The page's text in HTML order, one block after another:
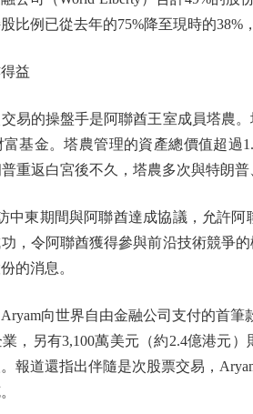
比例已從去年的75%降至現時的
益
的操盤手是阿聯酋王室成員塔農。
基金。塔農管理的資產總價值超過
重返白宮後不久，塔農多次與特朗
東期間與阿聯酋達成協議，允許阿
，令阿聯酋獲得參與前沿技術競爭
的消息。
向世界自由金融公司支付的首筆
，另有3,100萬美元（約2.4億港元
報道還指出伴隨是次股票交易，